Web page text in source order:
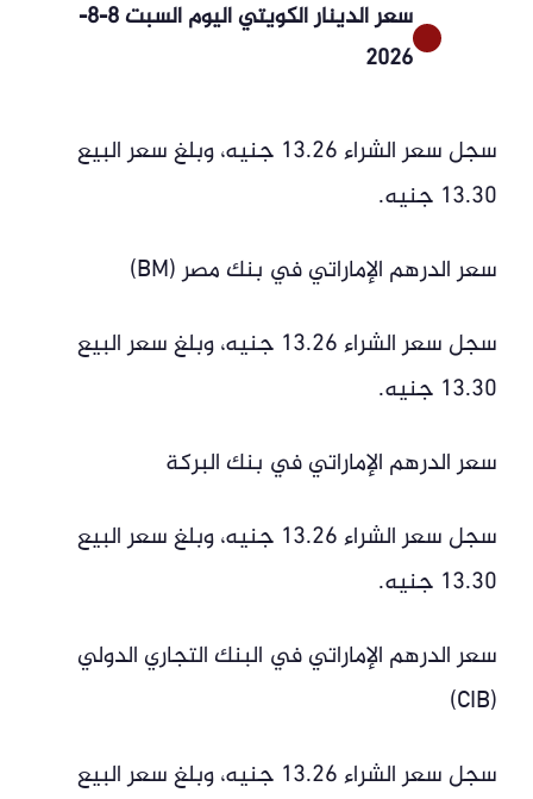
سعر الدينار الكويتي اليوم السبت 8-8-
2026
سجل سعر الشراء 13.26 جنيه، وبلغ سعر البيع
13.30 جنيه.
سعر الدرهم الإماراتي في بنك مصر (BM)
سجل سعر الشراء 13.26 جنيه، وبلغ سعر البيع
13.30 جنيه.
سعر الدرهم الإماراتي في بنك البركة
سجل سعر الشراء 13.26 جنيه، وبلغ سعر البيع
13.30 جنيه.
سعر الدرهم الإماراتي في البنك التجاري الدولي
(CIB)
سجل سعر الشراء 13.26 جنيه، وبلغ سعر البيع